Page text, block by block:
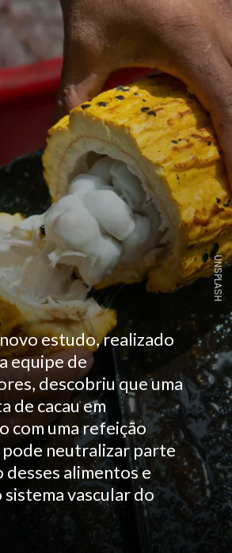
estudo, realizado
equipe de
descobriu que uma
de cacau em
com uma refeição
neutralizar parte
desses alimentos e
vascular do
UNSPLASH